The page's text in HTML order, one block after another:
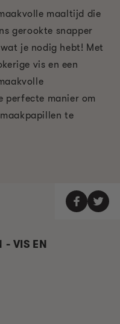
maaltijd die
gerookte snapper
je nodig hebt! Met
vis en een
perfecte manier om
te
- VIS EN